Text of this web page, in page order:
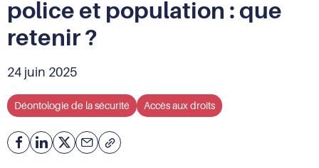
police et population : que
retenir ?
24 juin 2025
Déontologie de la sécurité Accès aux droits
Facebook
Partager
Partager
Courriel
Copier